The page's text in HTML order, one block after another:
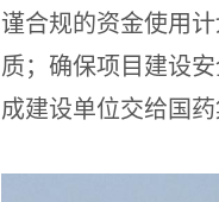
谨合规的资金使用
质；确保项目建设
成建设单位交给国